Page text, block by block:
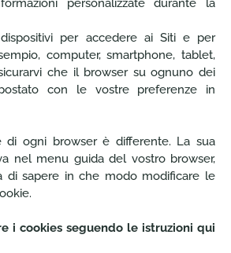
personalizzate durante la
per accedere ai Siti e per
computer, smartphone, tablet,
che il browser su ognuno dei
con le vostre preferenze in
di ogni browser è differente. La sua
nel menu guida del vostro browser,
di sapere in che modo modificare le
i cookies seguendo le istruzioni qui